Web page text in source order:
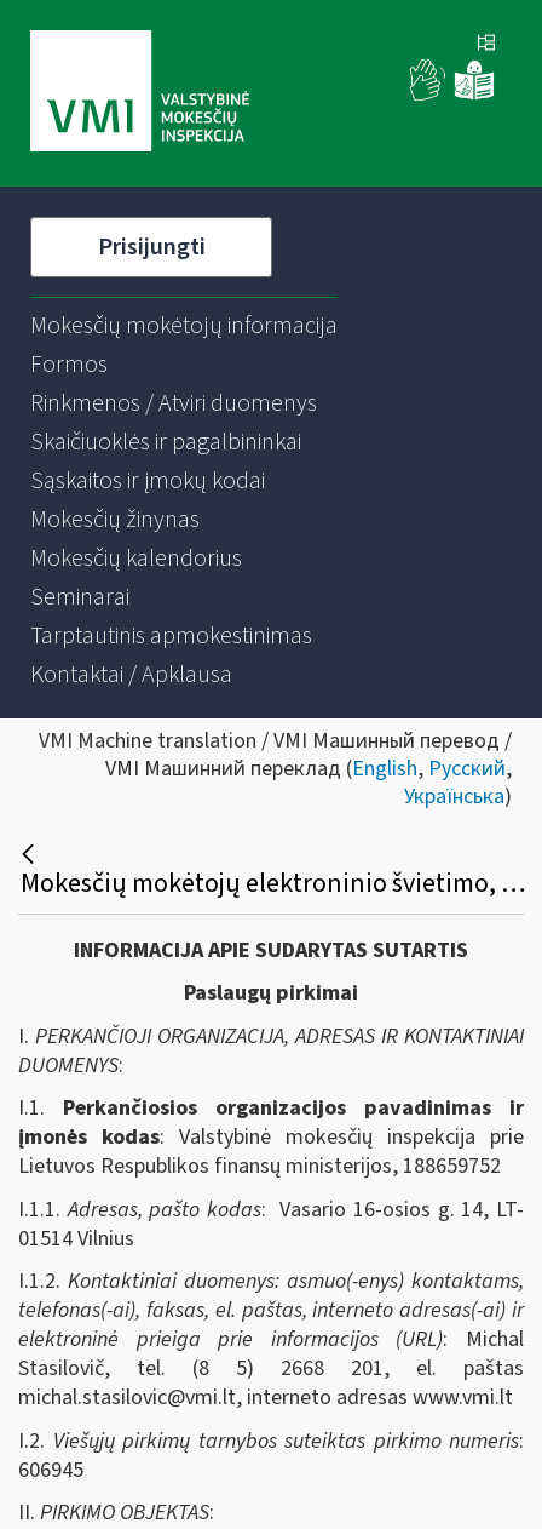
Prisijungti
Mokesčių mokėtojų informacija
Formos
Rinkmenos / Atviri duomenys
Skaičiuoklės ir pagalbininkai
Sąskaitos ir įmokų kodai
Mokesčių žinynas
Mokesčių kalendorius
Seminarai
Tarptautinis apmokestinimas
Kontaktai / Apklausa
VMI Machine translation / VMI Машинный перевод /
VMI Машинний переклад (English, Русский,
Українська)
Mokesčių mokėtojų elektroninio švietimo, konsultavimo ir informavimo paslaugų sistemos (ESKIS) plėtros ir modernizavimo paslaugų įsigijimo viešasis pirkimas.
INFORMACIJA APIE SUDARYTAS SUTARTIS
Paslaugų pirkimai
I. PERKANČIOJI ORGANIZACIJA, ADRESAS IR KONTAKTINIAI
DUOMENYS:
I.1. Perkančiosios organizacijos pavadinimas ir
įmonės kodas: Valstybinė mokesčių inspekcija prie
Lietuvos Respublikos finansų ministerijos, 188659752
I.1.1.Adresas, pašto kodas: Vasario 16-osios g. 14, LT-
01514 Vilnius
I.1.2. Kontaktiniai duomenys: asmuo(-enys) kontaktams,
telefonas(-ai), faksas, el. paštas, interneto adresas(-ai) ir
elektroninė prieiga prie informacijos (URL): Michal
Stasilovič, tel. (8 5) 2668 201, el. paštas
michal.stasilovic@vmi.lt, interneto adresas www.vmi.lt
I.2. Viešųjų pirkimų tarnybos suteiktas pirkimo numeris:
606945
II. PIRKIMO OBJEKTAS: